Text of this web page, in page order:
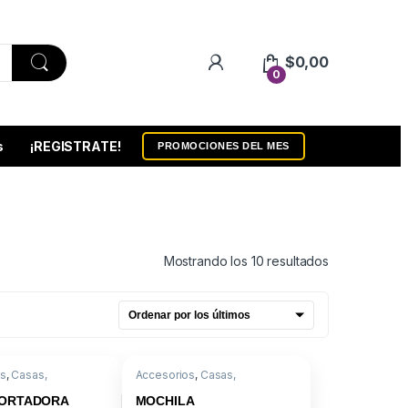
0
$0,00
¡REGISTRATE! PROMOCIONES DEL MES
Mostrando los 10 resultados
, Casas,
Accesorios, Casas,
MOCHILA